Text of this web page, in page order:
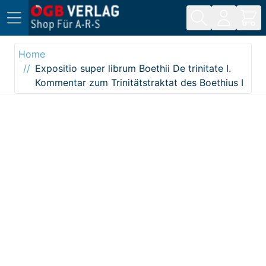
Direkt zum Inhalt
Home
Expositio super librum Boethii De trinitate I.
Kommentar zum Trinitätstraktat des Boethius I